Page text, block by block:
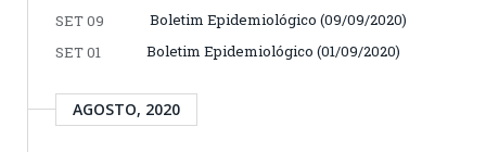
SET 09
Boletim Epidemiológico (09/09/2020)
SET 01
Boletim Epidemiológico (01/09/2020)
AGOSTO, 2020